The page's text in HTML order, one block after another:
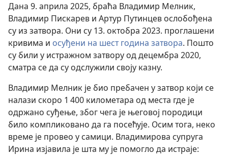
Дана 9. априла 2025, браћа Владимир Мелник,
Владимир Пискарев и Артур Путинцев ослобођена
су из затвора. Они су 13. октобра 2023. проглашени
кривима и осуђени на шест година затвора. Пошто
су били у истражном затвору од децембра 2020,
сматра се да су одслужили своју казну.
Владимир Мелник је био пребачен у затвор који се
налази скоро 1 400 километара од места где је
одржано суђење, због чега је његовој породици
било компликовано да га посећује. Осим тога, неко
време је провео у самици. Владимирова супруга
Ирина изјавила је шта му је помогло да истраје: